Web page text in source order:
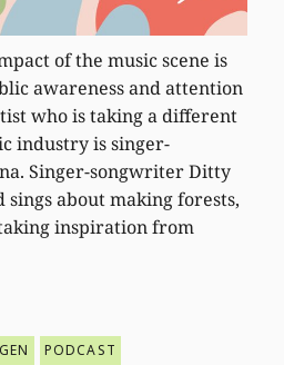
of the music scene is
awareness and attention
who is taking a different
industry is singer-
Singer-songwriter Ditty
sings about making forests,
inspiration from
PODCAST